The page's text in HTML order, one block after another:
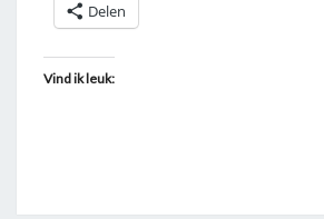
Delen
Vind ik leuk: